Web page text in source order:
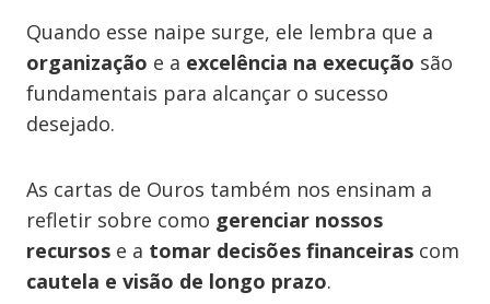
Quando esse naipe surge, ele lembra que a
organização e a excelência na execução são
fundamentais para alcançar o sucesso
desejado.
As cartas de Ouros também nos ensinam a
refletir sobre como gerenciar nossos
recursos e a tomar decisões financeiras com
cautela e visão de longo prazo.